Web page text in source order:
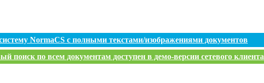
NormaCS с полными текстами/изображениями документов
поиск по всем документам доступен в демо-версии сетевого клиента